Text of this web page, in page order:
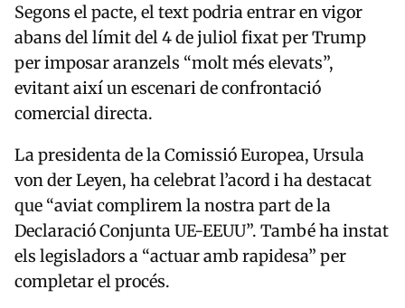
Segons el pacte, el text podria entrar en vigor
abans del límit del 4 de juliol fixat per Trump
per imposar aranzels “molt més elevats”,
evitant així un escenari de confrontació
comercial directa.
La presidenta de la Comissió Europea, Ursula
von der Leyen, ha celebrat l’acord i ha destacat
que “aviat complirem la nostra part de la
Declaració Conjunta UE-EEUU”. També ha instat
els legisladors a “actuar amb rapidesa” per
completar el procés.